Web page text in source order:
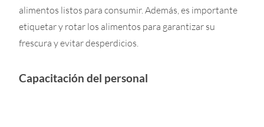
alimentos listos para consumir. Además, es importante
etiquetar y rotar los alimentos para garantizar su
frescura y evitar desperdicios.
Capacitación del personal